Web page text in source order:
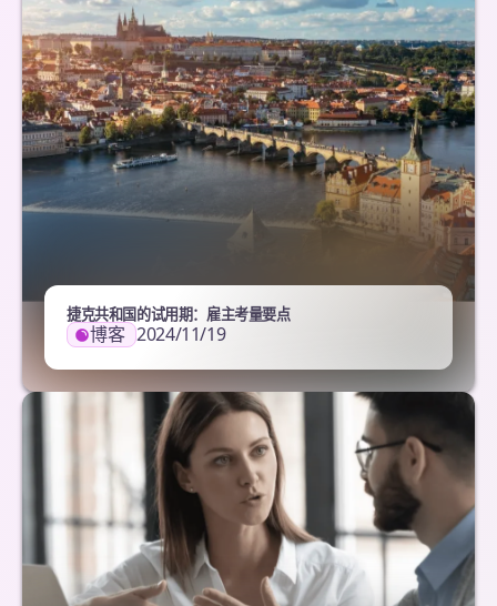
捷克共和国的试用期：雇主考量要点
博客 2024/11/19